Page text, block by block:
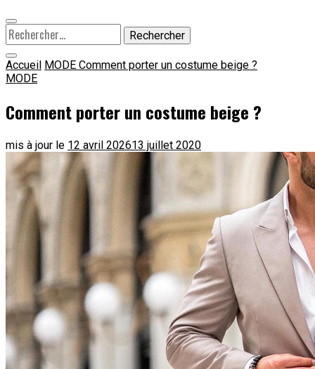
Rechercher :
Accueil MODE Comment porter un costume beige ?
MODE
Comment porter un costume beige ?
mis à jour le 12 avril 202613 juillet 2020